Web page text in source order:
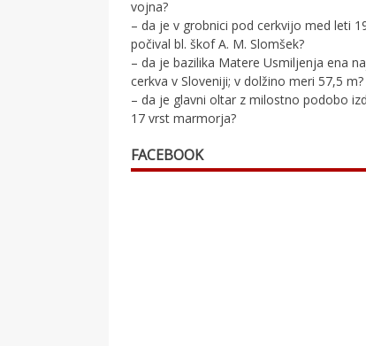
vojna?
– da je v grobnici pod cerkvijo med leti
počival bl. škof A. M. Slomšek?
– da je bazilika Matere Usmiljenja ena
cerkva v Sloveniji; v dolžino meri 57,5 m?
– da je glavni oltar z milostno podobo
17 vrst marmorja?
FACEBOOK